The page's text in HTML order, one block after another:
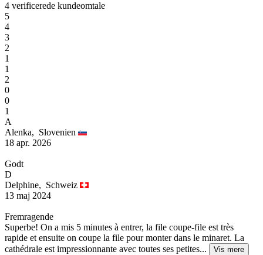
4 verificerede kundeomtale
5
4
3
2
1
1
2
0
0
1
A
Alenka, Slovenien
18 apr. 2026
Godt
D
Delphine, Schweiz
13 maj 2024
Fremragende
Superbe! On a mis 5 minutes à entrer, la file coupe-file est très
rapide et ensuite on coupe la file pour monter dans le minaret. La
cathédrale est impressionnante avec toutes ses petites...
Vis mere